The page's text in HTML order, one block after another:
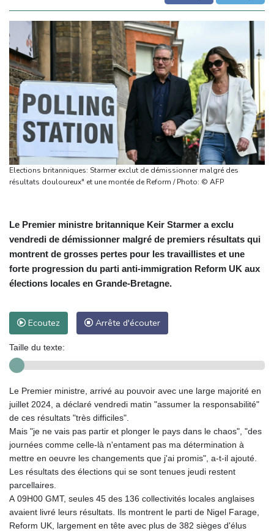
Elections britanniques: Starmer exclut de démissionner malgré des
résultats douloureux" et une montée de Reform / Photo: © AFP
Le Premier ministre britannique Keir Starmer a exclu
vendredi de démissionner malgré de premiers résultats qui
montrent de grosses pertes pour les travaillistes et une
forte progression du parti anti-immigration Reform UK aux
élections locales en Grande-Bretagne.
Ecoutez Arrête d'écouter
Taille du texte:
Le Premier ministre, arrivé au pouvoir avec une large majorité en
juillet 2024, a déclaré vendredi matin "assumer la responsabilité"
de ces résultats "très difficiles".
Mais "je ne vais pas partir et plonger le pays dans le chaos", "des
journées comme celle-là n'entament pas ma détermination à
mettre en oeuvre les changements que j'ai promis", a-t-il ajouté.
Les résultats des élections qui se sont tenues jeudi restent
parcellaires.
A 09H00 GMT, seules 45 des 136 collectivités locales anglaises
avaient livré leurs résultats. Ils montrent le parti de Nigel Farage,
Reform UK, largement en tête avec plus de 382 sièges d'élus